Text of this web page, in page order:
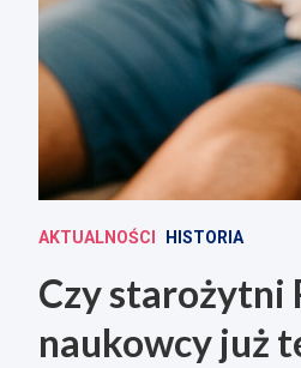
AKTUALNOŚCI HISTORIA
Czy starożytni
naukowcy już